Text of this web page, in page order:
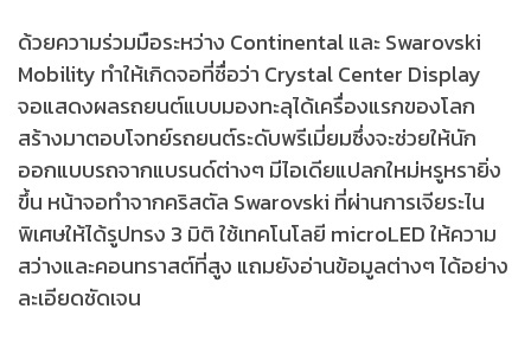
ด้วยความร่วมมือระหว่าง Continental และ Swarovski
Mobility ทำให้เกิดจอที่ชื่อว่า Crystal Center Display
จอแสดงผลรถยนต์แบบมองทะลุได้เครื่องแรกของโลก
สร้างมาตอบโจทย์รถยนต์ระดับพรีเมี่ยมซึ่งจะช่วยให้นัก
ออกแบบรถจากแบรนด์ต่างๆ มีไอเดียแปลกใหม่หรูหรายิ่ง
ขึ้น หน้าจอทำจากคริสตัล Swarovski ที่ผ่านการเจียระไน
พิเศษให้ได้รูปทรง 3 มิติ ใช้เทคโนโลยี microLED ให้ความ
สว่างและคอนทราสต์ที่สูง แถมยังอ่านข้อมูลต่างๆ ได้อย่าง
ละเอียดชัดเจน